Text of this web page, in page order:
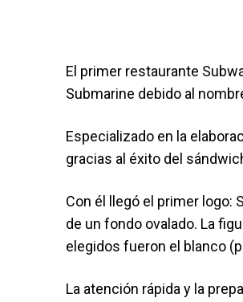
El primer restaurante
Submarine debido al
Especializado en la
gracias al éxito del
Con él llegó el primer logo:
de un fondo ovalado. La
elegidos fueron el blanco
La atención rápida y la